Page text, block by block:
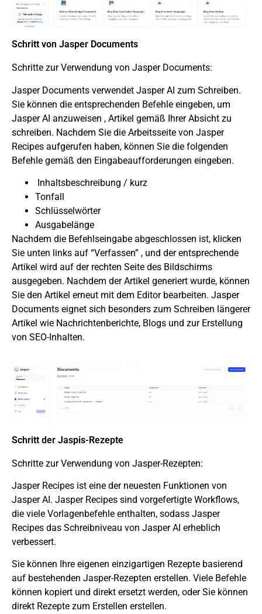
Schritt von Jasper Documents
Schritte zur Verwendung von Jasper Documents:
Jasper Documents verwendet Jasper AI zum Schreiben.
Sie können die entsprechenden Befehle eingeben, um
Jasper AI anzuweisen , Artikel gemäß Ihrer Absicht zu
schreiben. Nachdem Sie die Arbeitsseite von Jasper
Recipes aufgerufen haben, können Sie die folgenden
Befehle gemäß den Eingabeaufforderungen eingeben.
Inhaltsbeschreibung / kurz
Tonfall
Schlüsselwörter
Ausgabelänge
Nachdem die Befehlseingabe abgeschlossen ist, klicken
Sie unten links auf “Verfassen” , und der entsprechende
Artikel wird auf der rechten Seite des Bildschirms
ausgegeben. Nachdem der Artikel generiert wurde, können
Sie den Artikel erneut mit dem Editor bearbeiten. Jasper
Documents eignet sich besonders zum Schreiben längerer
Artikel wie Nachrichtenberichte, Blogs und zur Erstellung
von SEO-Inhalten.
Schritt der Jaspis-Rezepte
Schritte zur Verwendung von Jasper-Rezepten:
Jasper Recipes ist eine der neuesten Funktionen von
Jasper AI. Jasper Recipes sind vorgefertigte Workflows,
die viele Vorlagenbefehle enthalten, sodass Jasper
Recipes das Schreibniveau von Jasper AI erheblich
verbessert.
Sie können Ihre eigenen einzigartigen Rezepte basierend
auf bestehenden Jasper-Rezepten erstellen. Viele Befehle
können kopiert und direkt ersetzt werden, oder Sie können
direkt Rezepte zum Erstellen erstellen.